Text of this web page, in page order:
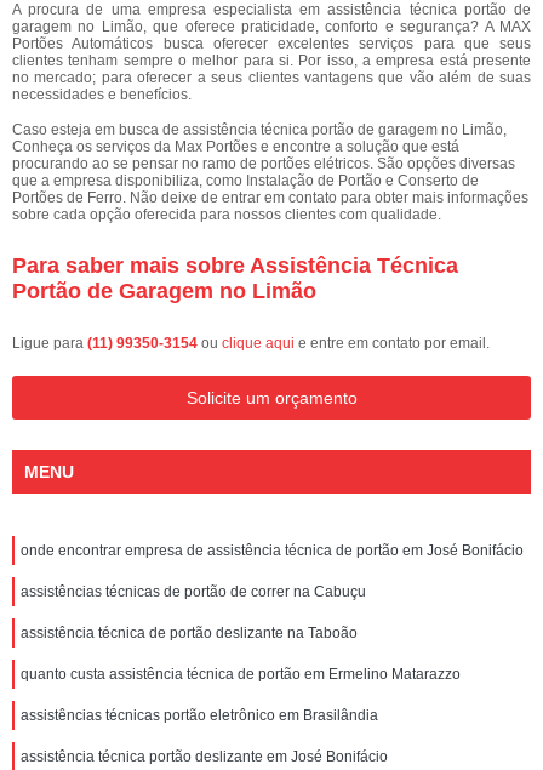
A procura de uma empresa especialista em assistência técnica portão de
garagem no Limão, que oferece praticidade, conforto e segurança? A MAX
Portões Automáticos busca oferecer excelentes serviços para que seus
clientes tenham sempre o melhor para si. Por isso, a empresa está presente
no mercado; para oferecer a seus clientes vantagens que vão além de suas
necessidades e benefícios.
Caso esteja em busca de assistência técnica portão de garagem no Limão,
Conheça os serviços da Max Portões e encontre a solução que está
procurando ao se pensar no ramo de portões elétricos. São opções diversas
que a empresa disponibiliza, como Instalação de Portão e Conserto de
Portões de Ferro. Não deixe de entrar em contato para obter mais informações
sobre cada opção oferecida para nossos clientes com qualidade.
Para saber mais sobre Assistência Técnica
Portão de Garagem no Limão
Ligue para (11) 99350-3154 ou clique aqui e entre em contato por email.
Solicite um orçamento
MENU
onde encontrar empresa de assistência técnica de portão em José Bonifácio
assistências técnicas de portão de correr na Cabuçu
assistência técnica de portão deslizante na Taboão
quanto custa assistência técnica de portão em Ermelino Matarazzo
assistências técnicas portão eletrônico em Brasilândia
assistência técnica portão deslizante em José Bonifácio